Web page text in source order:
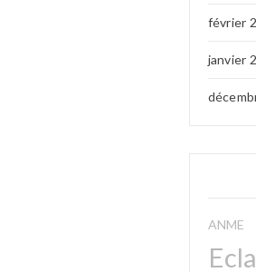
février
janvier
ANME